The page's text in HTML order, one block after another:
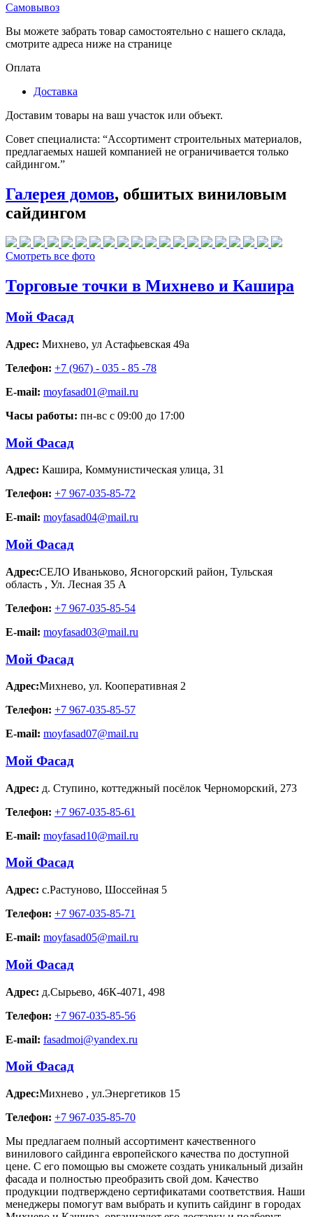
Самовывоз
Вы можете забрать товар самостоятельно с нашего склада,
смотрите адреса ниже на странице
Оплата
Доставка
Доставим товары на ваш участок или объект.
Совет специалиста: “Ассортимент строительных материалов,
предлагаемых нашей компанией не ограничивается только
сайдингом.”
Галерея домов, обшитых виниловым
сайдингом
Смотреть все фото
Торговые точки в Михнево и Кашира
Мой Фасад
Адрес: Михнево, ул Астафьевская 49а
Телефон: +7 (967) - 035 - 85 -78
E-mail: moyfasad01@mail.ru
Часы работы: пн-вс с 09:00 до 17:00
Мой Фасад
Адрес: Кашира, Коммунистическая улица, 31
Телефон: +7 967-035-85-72
E-mail: moyfasad04@mail.ru
Мой Фасад
Адрес:СЕЛО Иваньково, Ясногорский район, Тульская
область , Ул. Лесная 35 А
Телефон: +7 967-035-85-54
E-mail: moyfasad03@mail.ru
Мой Фасад
Адрес:Михнево, ул. Кооперативная 2
Телефон: +7 967-035-85-57
E-mail: moyfasad07@mail.ru
Мой Фасад
Адрес: д. Ступино, коттеджный посёлок Черноморский, 273
Телефон: +7 967-035-85-61
E-mail: moyfasad10@mail.ru
Мой Фасад
Адрес: с.Растуново, Шоссейная 5
Телефон: +7 967-035-85-71
E-mail: moyfasad05@mail.ru
Мой Фасад
Адрес: д.Сырьево, 46К-4071, 498
Телефон: +7 967-035-85-56
E-mail: fasadmoi@yandex.ru
Мой Фасад
Адрес:Михнево , ул.Энергетиков 15
Телефон: +7 967-035-85-70
Мы предлагаем полный ассортимент качественного
винилового сайдинга европейского качества по доступной
цене. С его помощью вы сможете создать уникальный дизайн
фасада и полностью преобразить свой дом. Качество
продукции подтверждено сертификатами соответствия. Наши
менеджеры помогут вам выбрать и купить сайдинг в городах